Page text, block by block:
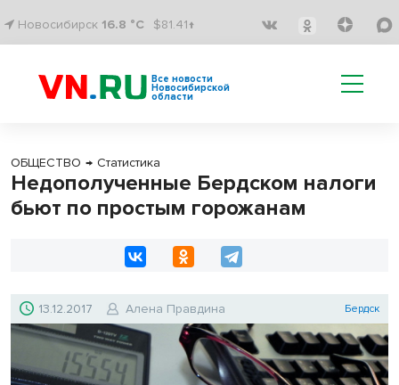
Новосибирск 16.8 °C $81.41↑
Все новости
Новосибирской
области
ОБЩЕСТВО → Статистика
Недополученные Бердском налоги
бьют по простым горожанам
13.12.2017 Алена Правдина Бердск